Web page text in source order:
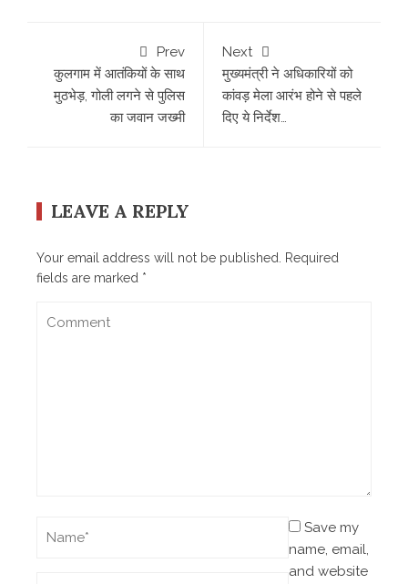
Prev
कुलगाम में आतंकियों के साथ
मुठभेड़, गोली लगने से पुलिस
का जवान जख्मी
Next
मुख्यमंत्री ने अधिकारियों को
कांवड़ मेला आरंभ होने से पहले
दिए ये निर्देश…
LEAVE A REPLY
Your email address will not be published.
Required
fields are marked *
Save my
name, email,
and website